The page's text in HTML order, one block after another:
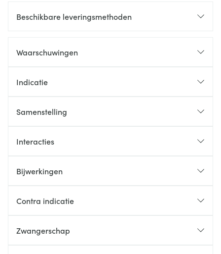
Beschikbare leveringsmethoden
Waarschuwingen
Indicatie
Samenstelling
Interacties
Bijwerkingen
Contra indicatie
Zwangerschap